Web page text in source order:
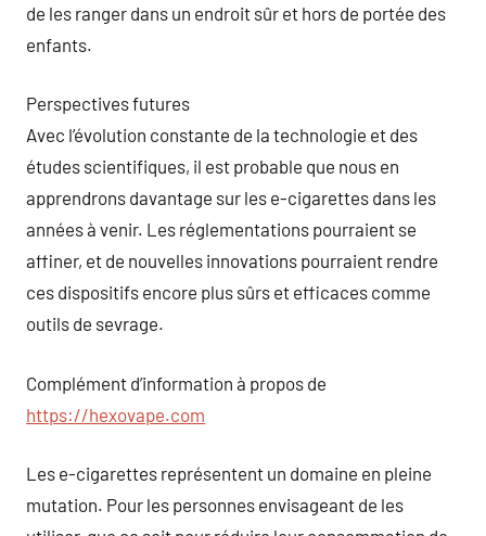
de les ranger dans un endroit sûr et hors de portée des
enfants.
Perspectives futures
Avec l’évolution constante de la technologie et des
études scientifiques, il est probable que nous en
apprendrons davantage sur les e-cigarettes dans les
années à venir. Les réglementations pourraient se
affiner, et de nouvelles innovations pourraient rendre
ces dispositifs encore plus sûrs et efficaces comme
outils de sevrage.
Complément d’information à propos de
https://hexovape.com
Les e-cigarettes représentent un domaine en pleine
mutation. Pour les personnes envisageant de les